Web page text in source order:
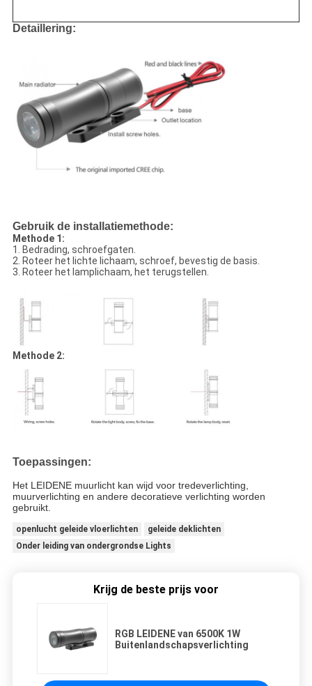
Detaillering:
Gebruik de installatiemethode:
Methode 1:
1. Bedrading, schroefgaten.
2. Roteer het lichte lichaam, schroef, bevestig de basis.
3. Roteer het lamplichaam, het terugstellen.
Methode 2:
Toepassingen:
Het LEIDENE muurlicht kan wijd voor tredeverlichting,
muurverlichting en andere decoratieve verlichting worden
gebruikt.
openlucht geleide vloerlichten
geleide deklichten
Onder leiding van ondergrondse Lights
Krijg de beste prijs voor
RGB LEIDENE van 6500K 1W
Buitenlandschapsverlichting